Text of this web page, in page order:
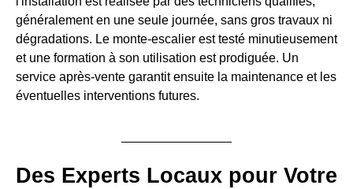
généralement en une seule journée, sans gros travaux ni
dégradations. Le monte-escalier est testé minutieusement
et une formation à son utilisation est prodiguée. Un
service après-vente garantit ensuite la maintenance et les
éventuelles interventions futures.
Des Experts Locaux pour Votre